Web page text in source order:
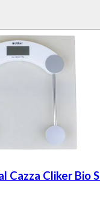
Cazza Cliker Bio